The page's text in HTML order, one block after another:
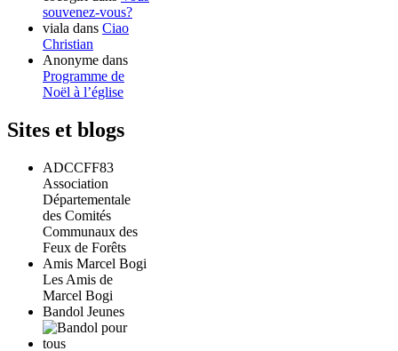
souvenez-vous?
viala dans Ciao
Christian
Anonyme dans
Programme de
Noël à l’église
Sites et blogs
ADCCFF83
Association
Départementale
des Comités
Communaux des
Feux de Forêts
Amis Marcel Bogi
Les Amis de
Marcel Bogi
Bandol Jeunes